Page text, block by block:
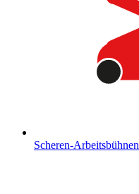
Scheren-Arbeitsbühnen